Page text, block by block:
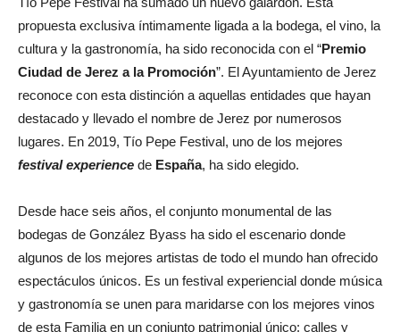
propuesta exclusiva íntimamente ligada a la bodega, el vino, la
cultura y la gastronomía, ha sido reconocida con el “Premio
Ciudad de Jerez a la Promoción”. El Ayuntamiento de Jerez
reconoce con esta distinción a aquellas entidades que hayan
destacado y llevado el nombre de Jerez por numerosos
lugares. En 2019, Tío Pepe Festival, uno de los mejores
festival experience de España, ha sido elegido.
Desde hace seis años, el conjunto monumental de las
bodegas de González Byass ha sido el escenario donde
algunos de los mejores artistas de todo el mundo han ofrecido
espectáculos únicos. Es un festival experiencial donde música
y gastronomía se unen para maridarse con los mejores vinos
de esta Familia en un conjunto patrimonial único: calles y